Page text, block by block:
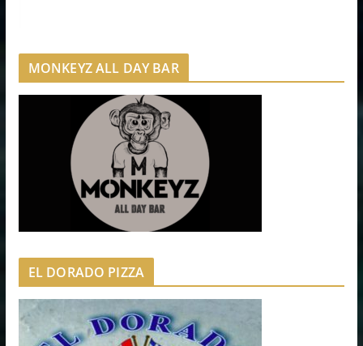
MONKEYZ ALL DAY BAR
EL DORADO PIZZA